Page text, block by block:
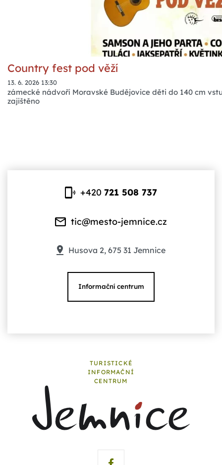
13. 6. 2026 13:30
Country fest pod věží
zámecké nádvoří Moravské Budějovice děti do 140 cm
zajištěno
+420721 508 737
tic@mesto-jemnice.cz
Husova 2, 675 31 Jemnice
Informační centrum
TURISTICKÉ
INFORMAČNÍ
CENTRUM